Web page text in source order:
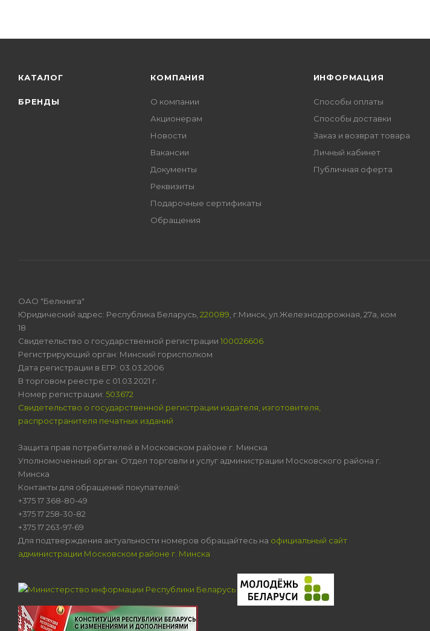
КАТАЛОГ
БРЕНДЫ
КОМПАНИЯ
О компании
Акционерам
Новости
Вакансии
Документы
Реквизиты
Подарочные сертификаты
Обращения
ИНФОРМАЦИЯ
Способы оплаты
Способы доставки
Заказ и возврат товара
Личный кабинет
Публичная оферта
ОАО "Белкнига"
Юридический адрес: Республика Беларусь, 220089 , г.Минск, ул.Железнодорожная, 27а, ком
18
Свидетельство о государственной регистрации 100026606
Регистрирующий орган: Минский горисполком
Дата регистрации в ЕГР: 03.03.2006
В торговом реестре с 01.03.2021 г.
Номер регистрации: 503672
Свидетельство о государственной регистрации издателя, изготовителя,
распространителя печатных изданий
Защита прав потребителей в Московском районе г. Минска
Уполномоченный орган: Отдел торговли и услуг администрации Московского района г.
Минска
Контакты для обращений покупателей:
+375 17 368-80-49
+375 17 258-30-82
+375 17 263-97-69
Для подтверждения актуальности номеров обращайтесь на официальный сайт
администрации Московском районе г. Минска